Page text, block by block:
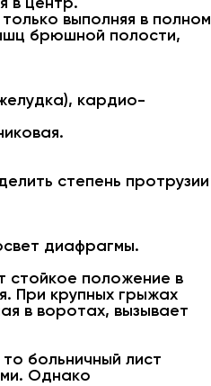
выполняя в полном
брюшной полости,
кардио-
степень протрузии
диафрагмы.
стойкое положение в
При крупных грыжах
в воротах, вызывает
больничный лист
Однако